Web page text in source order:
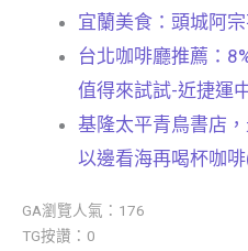
宜蘭美食：頭城阿
台北咖啡廳推薦：
值得來試試-近捷運
基隆太平青鳥書店
以邊看海再喝杯咖
GA瀏覽人氣：176
TG按讚：0